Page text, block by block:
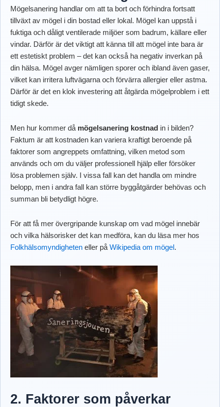
Mögelsanering handlar om att ta bort och förhindra fortsatt
tillväxt av mögel i din bostad eller lokal. Mögel kan uppstå i
fuktiga och dåligt ventilerade miljöer som badrum, källare eller
vindar. Därför är det viktigt att känna till att mögel inte bara är
ett estetiskt problem – det kan också ha negativ inverkan på
din hälsa. Mögel avger nämligen sporer och ibland även gaser,
vilket kan irritera luftvägarna och förvärra allergier eller astma.
Därför är det en klok investering att åtgärda mögelproblem i ett
tidigt skede.
Men hur kommer då mögelsanering kostnad in i bilden?
Faktum är att kostnaden kan variera kraftigt beroende på
faktorer som angreppets omfattning, vilken metod som
används och om du väljer professionell hjälp eller försöker
lösa problemen själv. I vissa fall kan det handla om mindre
belopp, men i andra fall kan större byggåtgärder behövas och
summan bli betydligt högre.
För att få mer övergripande kunskap om vad mögel innebär
och vilka hälsorisker det kan medföra, kan du läsa mer hos
Folkhälsomyndigheten eller på Wikipedia om mögel.
2. Faktorer som påverkar